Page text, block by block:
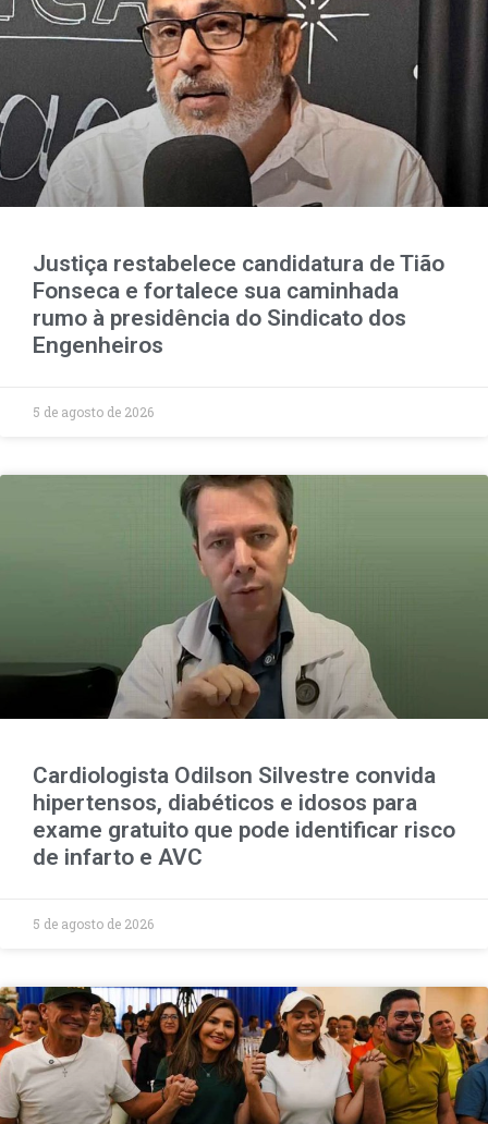
Justiça restabelece candidatura de Tião
Fonseca e fortalece sua caminhada
rumo à presidência do Sindicato dos
Engenheiros
5 de agosto de 2026
Cardiologista Odilson Silvestre convida
hipertensos, diabéticos e idosos para
exame gratuito que pode identificar risco
de infarto e AVC
5 de agosto de 2026